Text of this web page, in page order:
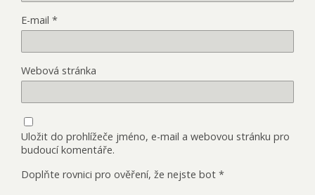
E-mail *
Webová stránka
Uložit do prohlížeče jméno, e-mail a webovou stránku pro
budoucí komentáře.
Doplňte rovnici pro ověření, že nejste bot *